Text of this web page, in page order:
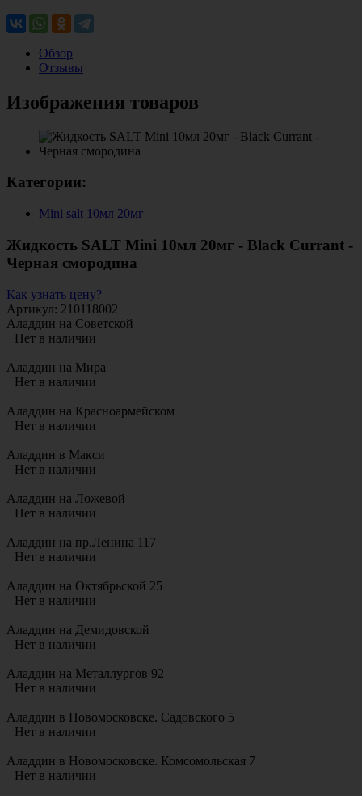
Обзор
Отзывы
Изображения товаров
Категории:
Mini salt 10мл 20мг
Жидкость SALT Mini 10мл 20мг - Black Currant -
Черная смородина
Как узнать цену?
Артикул: 210118002
Аладдин на Советской
Нет в наличии
Аладдин на Мира
Нет в наличии
Аладдин на Красноармейском
Нет в наличии
Аладдин в Макси
Нет в наличии
Аладдин на Ложевой
Нет в наличии
Аладдин на пр.Ленина 117
Нет в наличии
Аладдин на Октябрьской 25
Нет в наличии
Аладдин на Демидовской
Нет в наличии
Аладдин на Металлургов 92
Нет в наличии
Аладдин в Новомосковске. Садовского 5
Нет в наличии
Аладдин в Новомосковске. Комсомольская 7
Нет в наличии